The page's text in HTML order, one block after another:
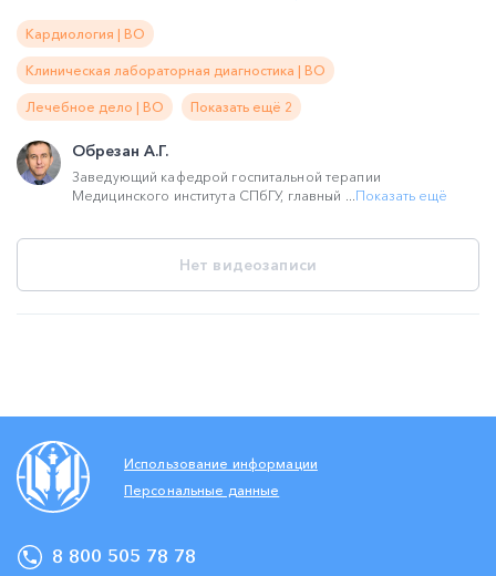
Кардиология | ВО
Клиническая лабораторная диагностика | ВО
Лечебное дело | ВО Показать ещё 2
Обрезан А.Г.
Заведующий кафедрой госпитальной терапии
Медицинского института СПбГУ, главный ...Показать ещё
Нет видеозаписи
Использование информации
Персональные данные
8 800 505 78 78